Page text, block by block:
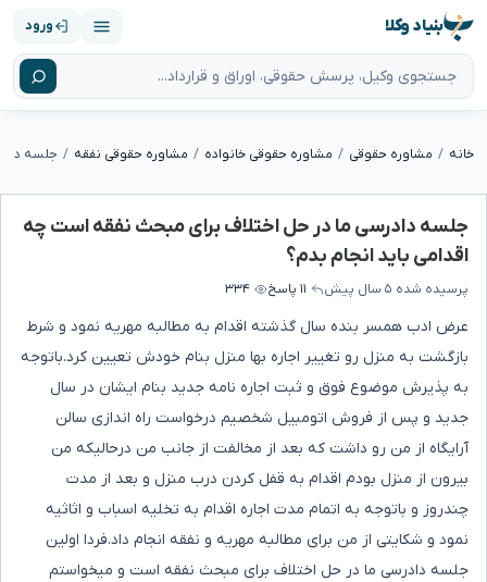
بنیاد وکلا ورود
خانه مشاوره حقوقی مشاوره حقوقی خانواده مشاوره حقوقی نفقه
جلسه دادرسی ما در حل اختلاف برای مبحث نفقه است چه
اقدامی باید انجام بدم؟
پرسیده شده ۵ سال پیش ۱۱ پاسخ ۳۳۴
عرض ادب همسر بنده سال گذشته اقدام به مطالبه مهریه نمود و شرط
بازگشت به منزل رو تغییر اجاره بها منزل بنام خودش تعیین کرد.باتوجه
به پذیرش موضوع فوق و ثبت اجاره نامه جدید بنام ایشان در سال
جدید و پس از فروش اتومبیل شخصیم درخواست راه اندازی سالن
آرایگاه از من رو داشت که بعد از مخالفت از جانب من درحالیکه من
بیرون از منزل بودم اقدام به قفل کردن درب منزل و بعد از مدت
چندروز و باتوجه به اتمام مدت اجاره اقدام به تخلیه اسباب و اثاثیه
نمود و شکایتی از من برای مطالبه مهریه و نفقه انجام داد.فردا اولین
جلسه دادرسی ما در حل اختلاف برای مبحث نفقه است و میخواستم